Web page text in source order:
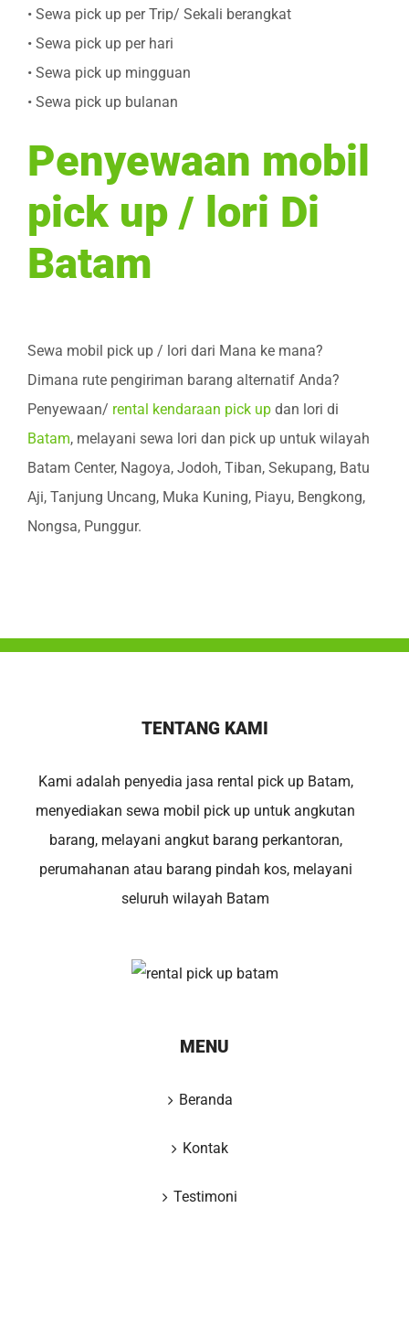
• Sewa pick up per Trip/ Sekali berangkat
• Sewa pick up per hari
• Sewa pick up mingguan
• Sewa pick up bulanan
Penyewaan mobil
pick up / lori Di
Batam
Sewa mobil pick up / lori dari Mana ke mana?
Dimana rute pengiriman barang alternatif Anda?
Penyewaan/ rental kendaraan pick up dan lori di
Batam, melayani sewa lori dan pick up untuk wilayah
Batam Center, Nagoya, Jodoh, Tiban, Sekupang, Batu
Aji, Tanjung Uncang, Muka Kuning, Piayu, Bengkong,
Nongsa, Punggur.
TENTANG KAMI
Kami adalah penyedia jasa rental pick up Batam,
menyediakan sewa mobil pick up untuk angkutan
barang, melayani angkut barang perkantoran,
perumahanan atau barang pindah kos, melayani
seluruh wilayah Batam
MENU
Beranda
Kontak
Testimoni